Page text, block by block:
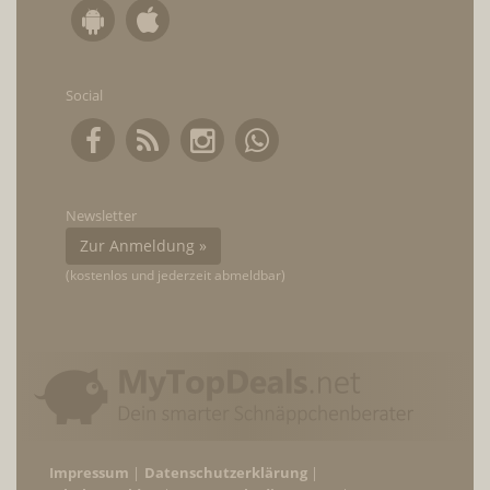
Social
Newsletter
Zur Anmeldung »
(kostenlos und jederzeit abmeldbar)
Impressum
Datenschutzerklärung